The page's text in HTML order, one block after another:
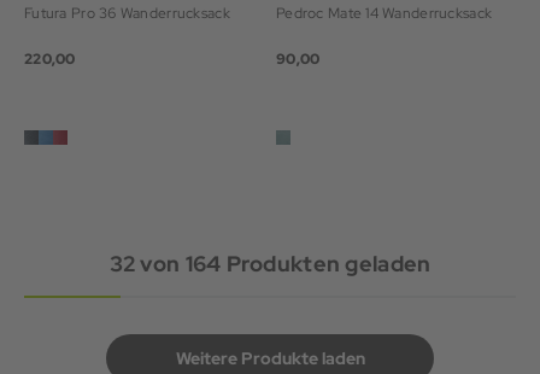
Futura Pro 36 Wanderrucksack
220,00
Pedroc Mate 14 Wanderrucksack
90,00
32von 164 Produkten geladen
Weitere Produkte laden